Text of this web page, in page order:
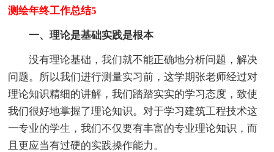
测绘年终工作总结5
一、理论是基础实践是根本
没有理论基础，我们就不能正确地分析问题，解决
问题。所以我们进行测量实习前，这学期张老师经过对
理论知识精细的讲解，我们踏踏实实的学习态度，致使
我们很好地掌握了理论知识。对于学习建筑工程技术这
一专业的学生，我们不仅要有丰富的专业理论知识，而
且更应当有过硬的实践操作能力。